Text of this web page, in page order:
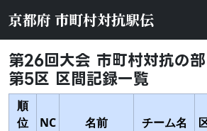
京都府 市町村対抗駅伝
第26回大会 市町村対抗の部
第5区 区間記録一覧
順
位
NC 名前 チーム名